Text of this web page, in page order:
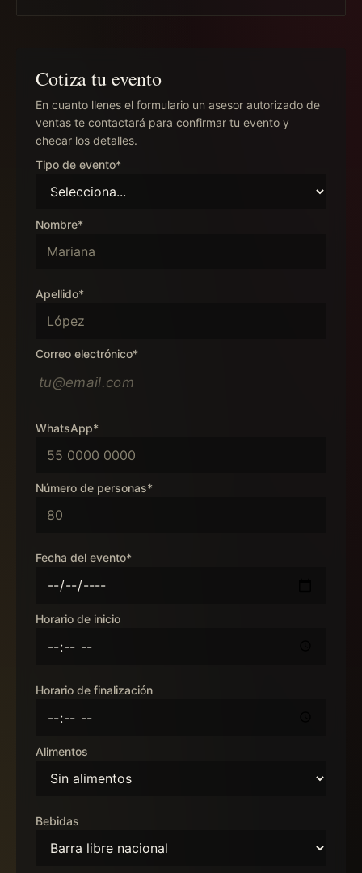
Cotiza tu evento
En cuanto llenes el formulario un asesor autorizado de
ventas te contactará para confirmar tu evento y
checar los detalles.
Tipo de evento*
Nombre*
Apellido*
Correo electrónico*
WhatsApp*
Número de personas*
Fecha del evento*
Horario de inicio
Horario de finalización
Alimentos
Bebidas